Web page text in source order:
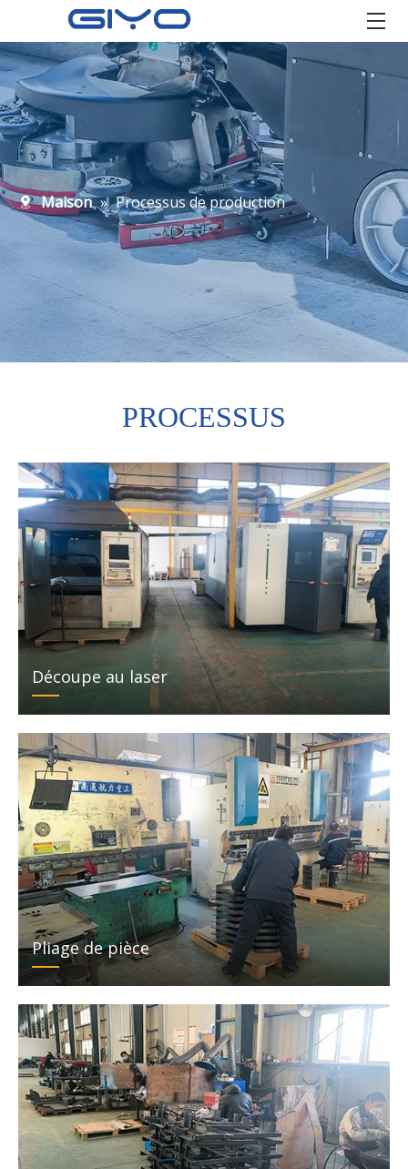
Maison » Processus de production
PROCESSUS
Découpe au laser
Pliage de pièce